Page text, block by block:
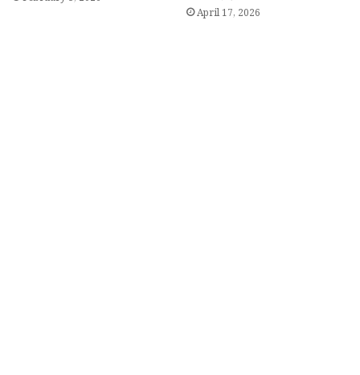
April 17, 2026